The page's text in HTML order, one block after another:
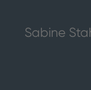
Sabine